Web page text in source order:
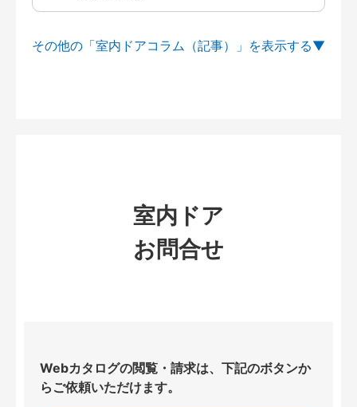
その他の「室内ドアコラム（記事）」を
室内ドア
お問合せ
Webカタログの閲覧・請求は、下記のボタンか
らご依頼いただけます。